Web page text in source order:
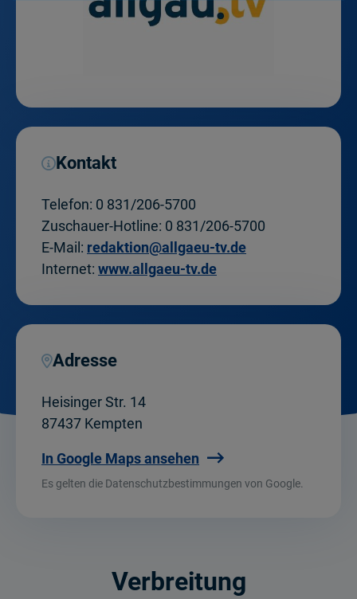
Kontakt
Telefon: 0 831/206-5700
Zuschauer-Hotline: 0 831/206-5700
E-Mail: redaktion@allgaeu-tv.de
Internet: www.allgaeu-tv.de
Adresse
Heisinger Str. 14
87437 Kempten
In Google Maps ansehen
Es gelten die Datenschutzbestimmungen von Google.
Verbreitung